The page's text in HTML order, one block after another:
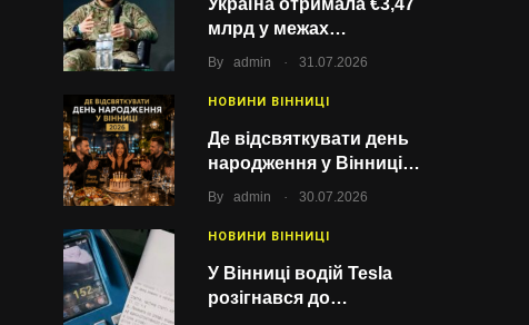
Україна отримала €3,47
млрд у межах…
By admin . 31.07.2026
НОВИНИ ВІННИЦІ
Де відсвяткувати день
народження у Вінниці…
By admin . 30.07.2026
НОВИНИ ВІННИЦІ
У Вінниці водій Tesla
розігнався до…